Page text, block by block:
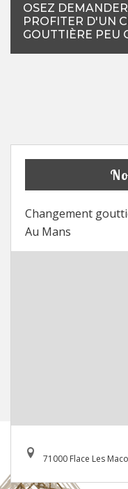
OSEZ
PROFITER D'UN
GOUTTIÈRE PEU
Changement
Au Mans
71000 Flace Les